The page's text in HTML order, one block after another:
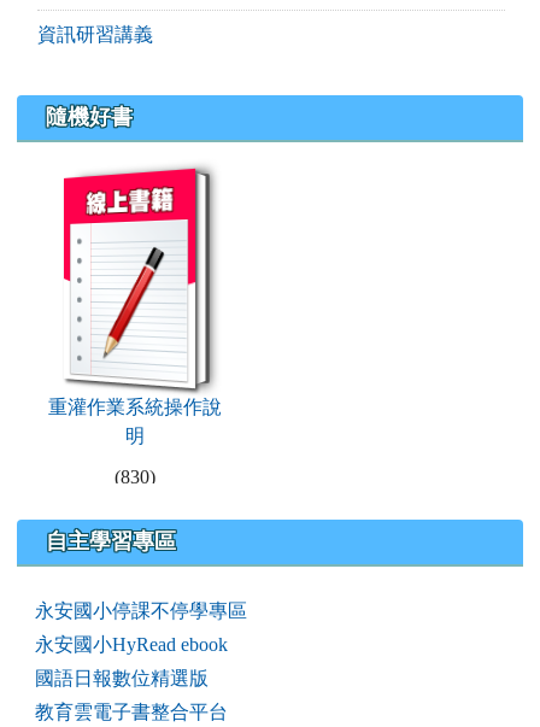
資訊研習講義
隨機好書
book:重灌作業系統操作說明
重灌作業系統操作說
明
(830)
右邊區域內容
自主學習專區
永安國小停課不停學專區
永安國小HyRead ebook
國語日報數位精選版
教育雲電子書整合平台